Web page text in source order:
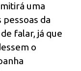
uma
da
falar, já que
o